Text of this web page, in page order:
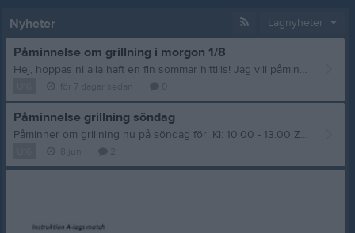
Nyheter Lagnyheter
Påminnelse om grillning i morgon 1/8
Hej, hoppas ni alla haft en fin sommar hittills! Jag vill påminna om helgens grillning som är i morgon. 10.00 -13.09: Khaled & Enzo 13.00 - 16.00: Roman & Edwin Önskar alla en fortsatt fin sommar
Påminnelse grillning söndag
Påminner om grillning nu på söndag för: Kl: 10.00 - 13.00 Zerry & Leonit Kl: 13.00 - 16.00 Alfred & Malick